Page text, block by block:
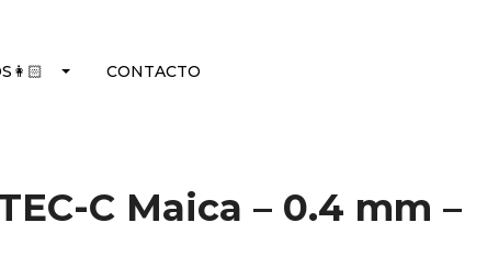
CONTACTO
C Maica – 0.4 mm –